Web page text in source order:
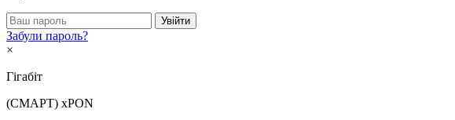
Увійти
Забули пароль?
×
Гігабіт
(СМАРТ) xPON